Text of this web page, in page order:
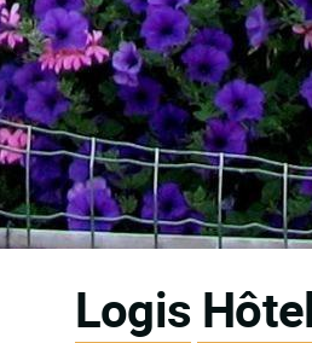
Logis